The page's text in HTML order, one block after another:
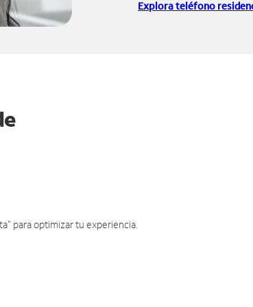
Explora teléfono
para optimizar tu experiencia.